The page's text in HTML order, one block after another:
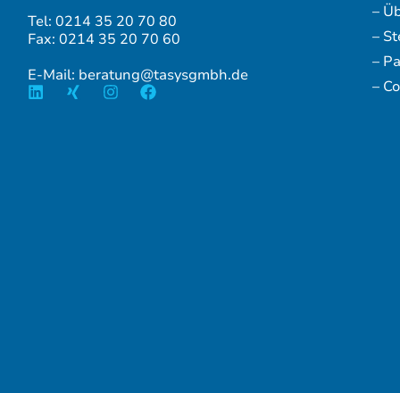
Tel: 0214 35 20 70 80
Fax: 0214 35 20 70 60
E-Mail: beratung@tasysgmbh.de
–
–
–
–